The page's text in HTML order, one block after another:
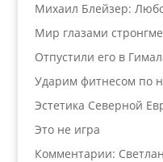
Михаил Блейзер:
Мир глазами
Отпустили его в
Ударим фитнесом по
Эстетика Северной
Это не игра
Комментарии: